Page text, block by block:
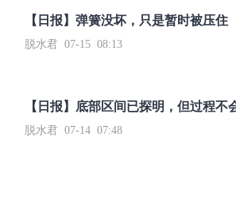
【日报】弹簧没坏，只是暂时被压住
脱水君 07-15 08:13
【日报】底部区间已探明，但过程不
脱水君 07-14 07:48